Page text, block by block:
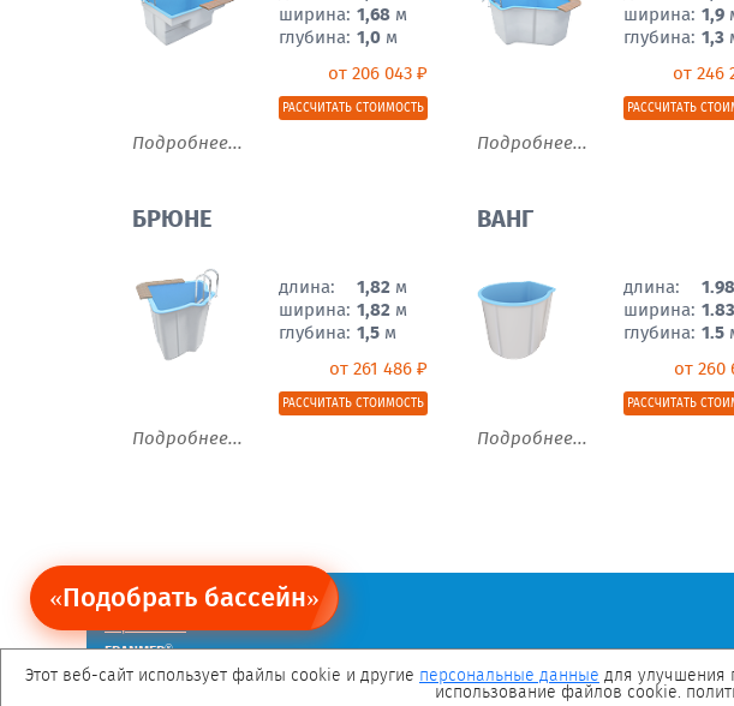
Подробнее...
ширина: 1,68 м
глубина: 1,0 м
от 206 043 ₽
РАССЧИТАТЬ СТОИМОСТЬ
Подробнее...
ширина: 1,9
глубина: 1,3
от 246
РАССЧИТАТЬ
БРЮНЕ
Подробнее...
длина: 1,82 м
ширина: 1,82 м
глубина: 1,5 м
от 261 486 ₽
РАССЧИТАТЬ СТОИМОСТЬ
ВАНГ
Подробнее...
длина: 1.98
ширина: 1.83
глубина: 1.5
от 260
РАССЧИТАТЬ
«Подобрать бассейн»
Ограничение обязательств.
Политика персональных данных
FRANMER®— зарегистрированная торговая марка.
Мы в социальных сетях
Этот веб-сайт использует файлы cookie и другие персональные данные для улучшения
использование файлов cookie.